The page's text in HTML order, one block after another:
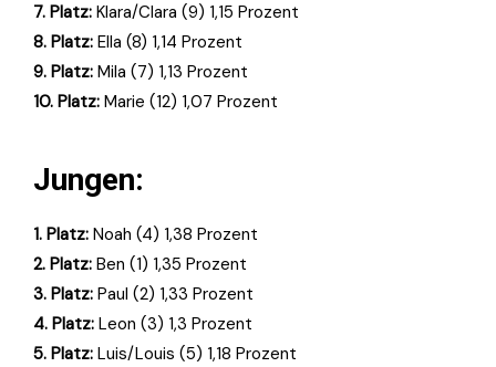
7. Platz: Klara/Clara (9) 1,15 Prozent
8. Platz: Ella (8) 1,14 Prozent
9. Platz: Mila (7) 1,13 Prozent
10. Platz: Marie (12) 1,07 Prozent
Jungen:
1. Platz: Noah (4) 1,38 Prozent
2. Platz: Ben (1) 1,35 Prozent
3. Platz: Paul (2) 1,33 Prozent
4. Platz: Leon (3) 1,3 Prozent
5. Platz: Luis/Louis (5) 1,18 Prozent